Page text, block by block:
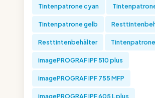
Tintenpatrone cyan
Tintenpatrone gelb
Resttintenbehälter
imagePROGRAF IPF 510 plus
imagePROGRAF IPF 755 MFP
imagePROGRAF IPF 605 L plus